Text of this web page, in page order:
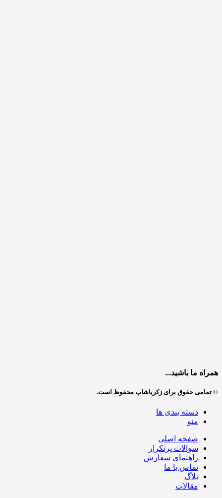
همراه ما باشید...
© تمامی حقوق برای زکریاشاپ محفوظ است.
دسته بندی ها
منو
صفحه اصلی
سوالات پرتکرار
راهنمای سفارش
تماس با ما
بلاگ
مقالات